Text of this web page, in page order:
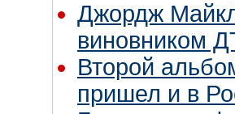
Джордж
виновником
Второй
пришел и в